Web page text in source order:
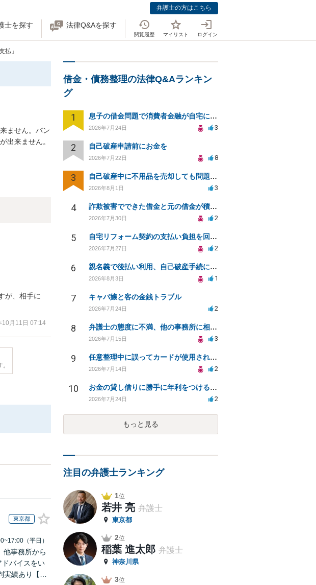
弁護士の方はこちら
士を探す 法律Q&Aを探す
閲覧履歴 マイリスト ログイン
払」
ません。バン
出来ません。
が、相手に
10月11日 07:14
東京都
（平日）
他事務所から
バイスをい
績あり【不
借金・債務整理の法律Q&Aランキン
グ
1 息子の借金問題で消費者金融が自宅にくるのをやめさせる方法はないですか？
2026年7月24日 3
2 自己破産申請前にお金を
2026年7月22日 8
3 自己破産中に不用品を売却しても問題ないか？
2026年8月1日 3
4 詐欺被害でできた借金と元の借金が積み重なり返済困難
2026年7月30日 2
5 自宅リフォーム契約の支払い負担を回避する方法は？
2026年7月27日 2
6 親名義で後払い利用、自己破産手続に影響はあるか？
2026年8月3日 1
7 キャバ嬢と客の金銭トラブル
2026年7月24日 2
8 弁護士の態度に不満、他の事務所に相談すべきか？
2026年7月15日 3
9 任意整理中に誤ってカードが使用されてしまった
2026年7月14日 2
10 お金の貸し借りに勝手に年利をつけるのはどうなのか
2026年7月24日 2
もっと見る
注目の弁護士ランキング
1位
若井 亮 弁護士
東京都
2位
稲葉 進太郎 弁護士
神奈川県
3位